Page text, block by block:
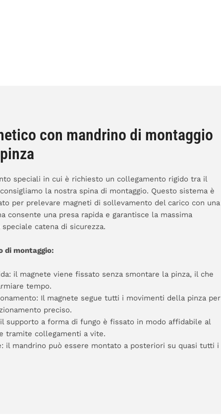
con mandrino di montaggio
speciali in cui è richiesto un collegamento rigido tra il
la nostra spina di montaggio. Questo sistema è
per prelevare magneti di sollevamento del carico con una
consente una presa rapida e garantisce la massima
catena di sicurezza.
di montaggio:
il magnete viene fissato senza smontare la pinza, il che
tempo.
Il magnete segue tutti i movimenti della pinza per
preciso.
supporto a forma di fungo è fissato in modo affidabile al
tramite collegamenti a vite.
il mandrino può essere montato a posteriori su quasi tutti i